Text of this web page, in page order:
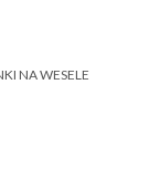
NA WESELE